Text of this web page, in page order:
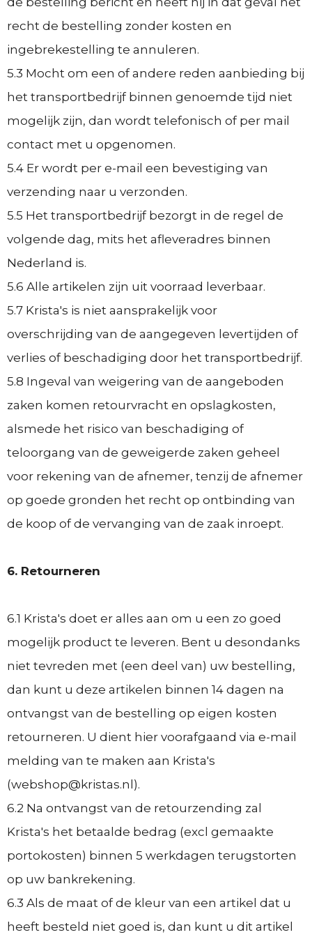
recht de bestelling zonder kosten en
ingebrekestelling te annuleren.
5.3 Mocht om een of andere reden aanbieding bij
het transportbedrijf binnen genoemde tijd niet
mogelijk zijn, dan wordt telefonisch of per mail
contact met u opgenomen.
5.4 Er wordt per e-mail een bevestiging van
verzending naar u verzonden.
5.5 Het transportbedrijf bezorgt in de regel de
volgende dag, mits het afleveradres binnen
Nederland is.
5.6 Alle artikelen zijn uit voorraad leverbaar.
5.7 Krista's is niet aansprakelijk voor
overschrijding van de aangegeven levertijden of
verlies of beschadiging door het transportbedrijf.
5.8 Ingeval van weigering van de aangeboden
zaken komen retourvracht en opslagkosten,
alsmede het risico van beschadiging of
teloorgang van de geweigerde zaken geheel
voor rekening van de afnemer, tenzij de afnemer
op goede gronden het recht op ontbinding van
de koop of de vervanging van de zaak inroept.
6. Retourneren
6.1 Krista's doet er alles aan om u een zo goed
mogelijk product te leveren. Bent u desondanks
niet tevreden met (een deel van) uw bestelling,
dan kunt u deze artikelen binnen 14 dagen na
ontvangst van de bestelling op eigen kosten
retourneren. U dient hier voorafgaand via e-mail
melding van te maken aan Krista's
(webshop@kristas.nl).
6.2 Na ontvangst van de retourzending zal
Krista's het betaalde bedrag (excl gemaakte
portokosten) binnen 5 werkdagen terugstorten
op uw bankrekening.
6.3 Als de maat of de kleur van een artikel dat u
heeft besteld niet goed is, dan kunt u dit artikel